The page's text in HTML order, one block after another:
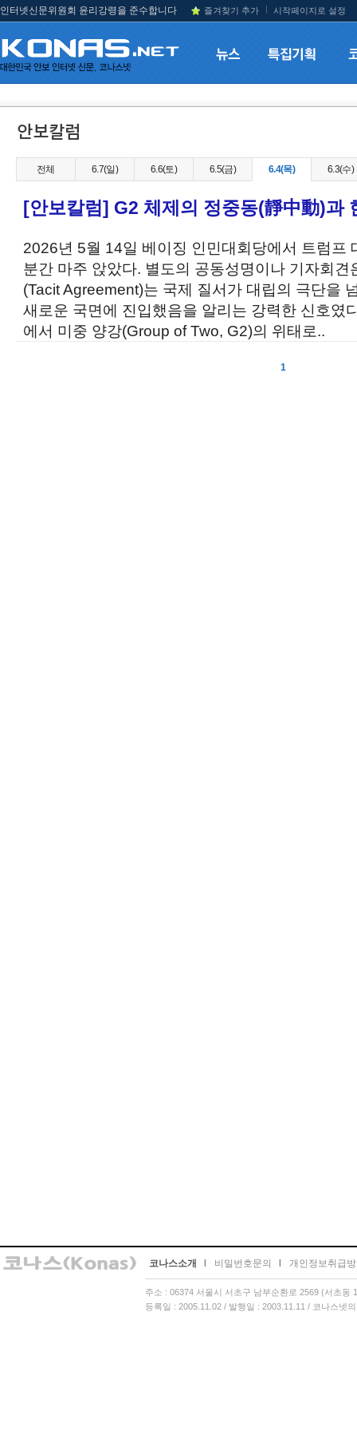
인터넷신문위원회 윤리강령을 준수합니다 즐겨찾기 추가 시작페이지로 설정
전체 6.7(일) 6.6(토) 6.5(금) 6.4(목) 6.3(수)
[안보칼럼] G2 체제의 정중동(靜中動)과
2026년 5월 14일 베이징 인민대회당에서 트럼프
분간 마주 앉았다. 별도의 공동성명이나 기자회
(Tacit Agreement)는 국제 질서가 대립의 극단을
새로운 국면에 진입했음을 알리는 강력한 신호였
에서 미중 양강(Group of Two, G2)의 위태로..
1
코나스소개 비밀번호문의 개인정보취급
주소 : 06374 서울시 서초구 남부순환로 2569 (서초
등록일 : 2005.11.02 / 발행일 : 2003.11.11 / 코나스넷